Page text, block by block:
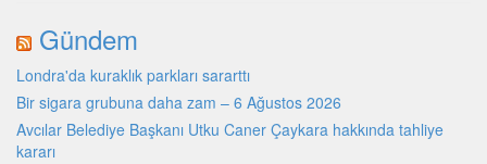
Gündem
Londra'da kuraklık parkları sararttı
Bir sigara grubuna daha zam – 6 Ağustos 2026
Avcılar Belediye Başkanı Utku Caner Çaykara hakkında tahliye
kararı